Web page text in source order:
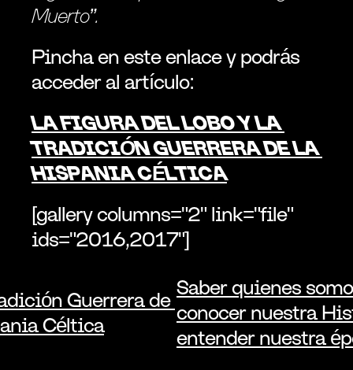
Muerto”.
Pincha en este enlace y podrás
acceder al artículo:
LA FIGURA DEL LOBO Y LA
TRADICIÓN GUERRERA DE LA
HISPANIA CÉLTICA
[gallery columns="2" link="file"
ids="2016,2017"]
Guerrera de
Céltica
Saber quienes
conocer nuestra
entender nuestra